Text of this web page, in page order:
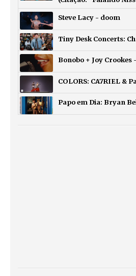
Steve Lacy - doom
Tiny Desk Concerts:
Bonobo + Joy Crookes
COLORS: CA7RIEL &
Papo em Dia: Bryan